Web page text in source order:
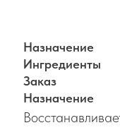
Назначение
Ингредиенты
Заказ
Назначение